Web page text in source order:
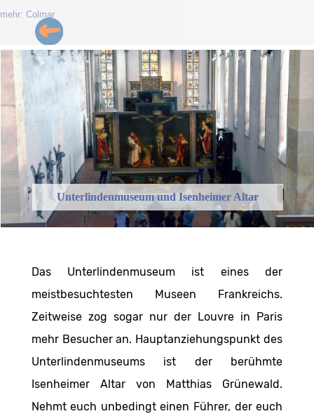
mehr: Colmar
Unterlindenmuseum und Isenheimer Altar
Das Unterlindenmuseum ist eines der
meistbesuchtesten Museen Frankreichs.
Zeitweise zog sogar nur der Louvre in Paris
mehr Besucher an. Hauptanziehungspunkt des
Unterlindenmuseums ist der berühmte
Isenheimer Altar von Matthias Grünewald.
Nehmt euch unbedingt einen Führer, der euch